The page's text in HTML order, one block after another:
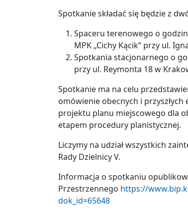
Spotkanie składać się będzie z
Spaceru terenowego o
MPK „Cichy Kącik” przy ul.
Spotkania stacjonarnego o
przy ul. Reymonta 18 w
Spotkanie ma na celu
omówienie obecnych i
projektu planu miejscowego dla
etapem procedury planistycznej.
Liczymy na udział wszystkich
Rady Dzielnicy V.
Informacja o spotkaniu
Przestrzennego https://
dok_id=65648